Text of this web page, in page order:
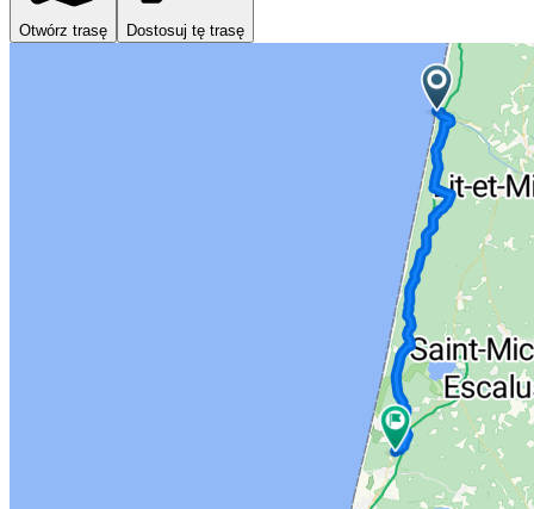
Otwórz trasę Dostosuj tę trasę